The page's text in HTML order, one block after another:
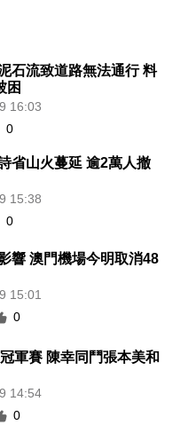
石流致道路無法通行 料
困
16:03
0
省山火蔓延 逾2萬人撤
15:38
0
響 澳門機場今明取消48
15:01
0
軍賽 陳幸同鬥張本美和
14:54
0